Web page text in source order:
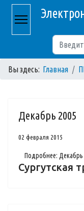
Вы здесь: Главная
Декабрь 2005
02 февраля 2015
Подробнее: Декабрь
Сургутская